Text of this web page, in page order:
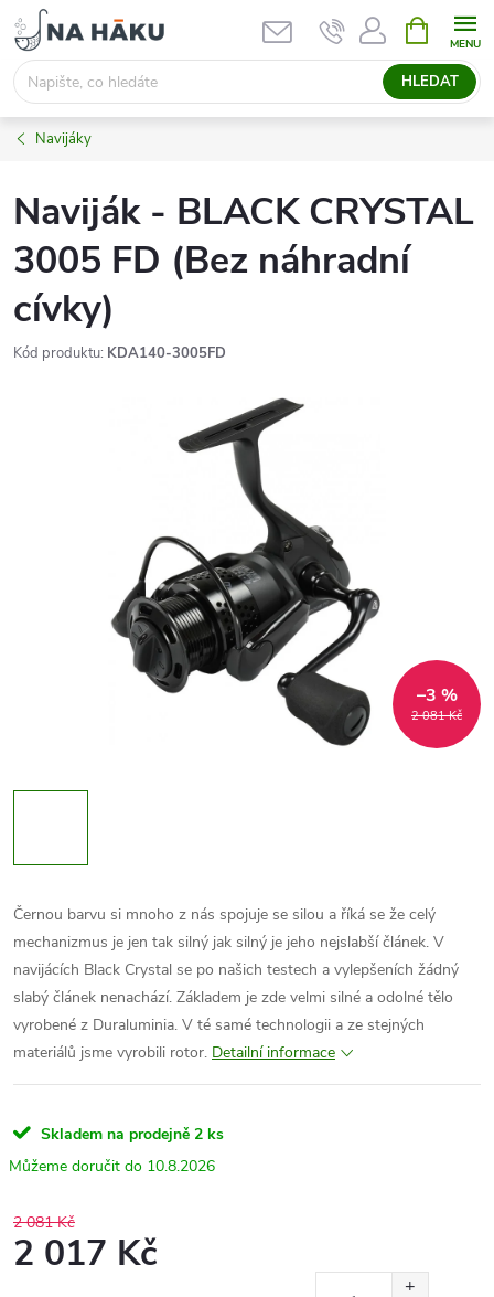
Přejít
na
obsah
HLEDAT
NÁKUPNÍ
KOŠÍK
Navijáky
Naviják - BLACK CRYSTAL
3005 FD (Bez náhradní
cívky)
Kód produktu: KDA140-3005FD
2 081 Kč
–3 %
Černou barvu si mnoho z nás spojuje se silou a říká se že celý
mechanizmus je jen tak silný jak silný je jeho nejslabší článek. V
navijácích Black Crystal se po našich testech a vylepšeních žádný
slabý článek nenachází. Základem je zde velmi silné a odolné tělo
vyrobené z Duraluminia. V té samé technologii a ze stejných
materiálů jsme vyrobili rotor. Detailní informace
Skladem na prodejně 2 ks
10.8.2026
2 081 Kč
2 017 Kč